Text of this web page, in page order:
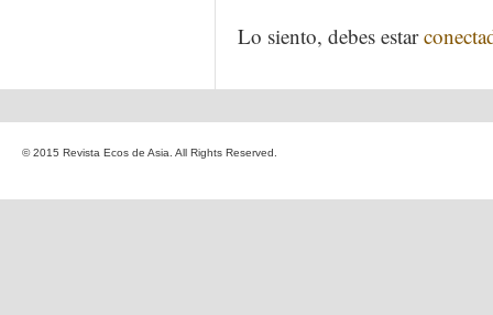
Lo siento, debes estar
© 2015 Revista Ecos de Asia. All Rights Reserved.